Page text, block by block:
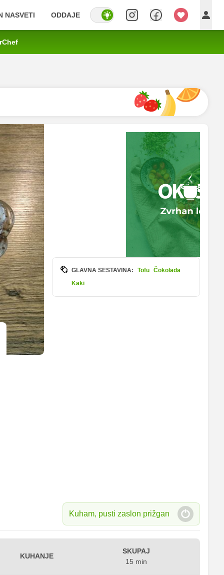
NASVETI ODDAJE
GLAVNA SESTAVINA: Tofu Čokolada
Kaki
Kuham, pusti zaslon prižgan
KUHANJE
SKUPAJ
15 min